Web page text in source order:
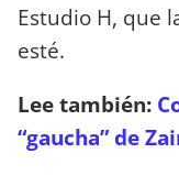
Estudio H, que
esté.
Lee también:
“gaucha” de